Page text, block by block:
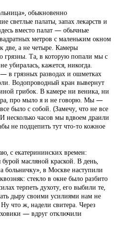
обыкновенно
светлые палаты, запах лекарств и
вместо палат — обычные
метров с маленьким окном
две, а не четыре. Камеры
грязны. Та, в которую попали мы с
убиралась, кажется, никогда.
в грязных разводах и ошметках
Водопроводный кран вывернут
грибок. В камере ни веника, ни
про мыло я и не говорю. Мы —
было с собой. (Замечу, что не все
несколько часов мы вдвоем драили
не подцепить тут что-то кожное
с екатерининских времен:
масляной краской. В день,
больничку», в Москве наступили
стекло в окне было разбито
терпеть духоту, его выбили те,
дыру своими усилиями нам не
что ж, надели свитера. Через
— вдруг отключили